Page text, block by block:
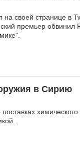
своей странице в
премьер обвинил
в Сирию